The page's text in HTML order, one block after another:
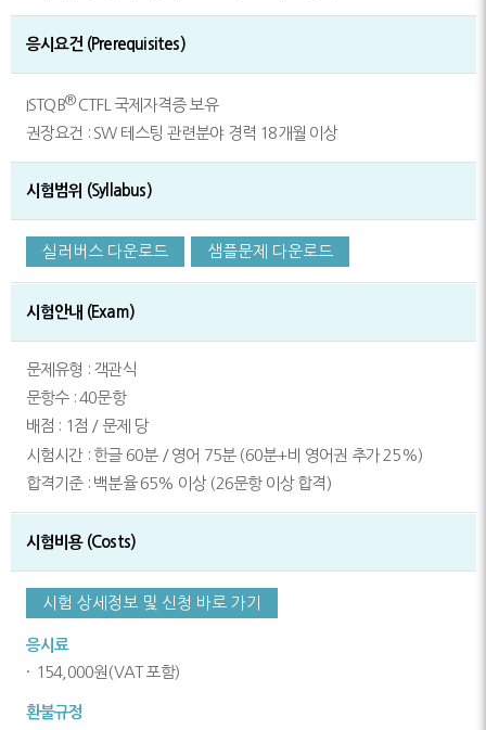
응시요건 (Prerequisites)
ISTQB®CTFL 국제자격증 보유
권장요건 : SW 테스팅 관련분야 경력 18개월 이상
시험범위 (Syllabus)
실러버스 다운로드 샘플문제 다운로드
시험안내 (Exam)
문제유형 : 객관식
문항수 : 40문항
배점 : 1점 / 문제 당
시험시간 : 한글 60분 / 영어 75분 (60분+비 영어권 추가 25%)
합격기준 : 백분율 65% 이상 (26문항 이상 합격)
시험비용 (Costs)
시험 상세정보 및 신청 바로 가기
응시료
154,000원(VAT 포함)
환불규정